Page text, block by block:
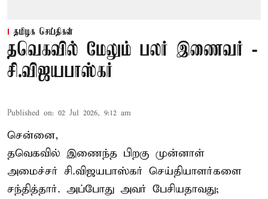
தமிழக செய்திகள்
தவெகவில் மேலும் பலர் இணைவர் -
சி.விஜயபாஸ்கர்
Published on: 02 Jul 2026, 9:12 am
சென்னை,
தவெகவில் இணைந்த பிறகு முன்னாள்
அமைச்சர் சி.விஜயபாஸ்கர் செய்தியாளர்களை
சந்தித்தார். அப்போது அவர் பேசியதாவது;